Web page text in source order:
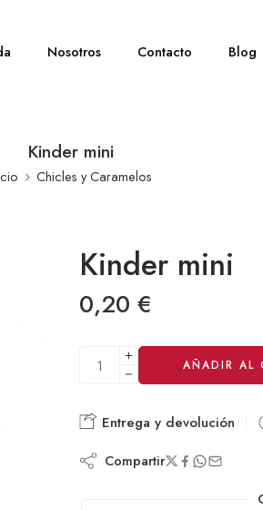
Nosotros Contacto Blog
Kinder mini
Chicles y Caramelos
Kinder mini
0,20 €
AÑADIR AL
Alternative:
Entrega y devolución
Compartir